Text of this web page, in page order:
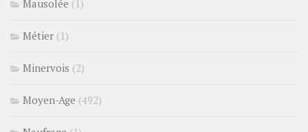
Mausolée (1)
Métier (1)
Minervois (2)
Moyen-Age (492)